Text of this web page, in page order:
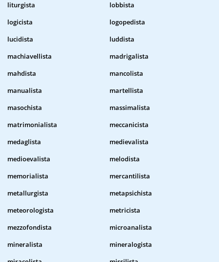
liturgista
lobbista
logicista
logopedista
lucidista
luddista
machiavellista
madrigalista
mahdista
mancolista
manualista
martellista
masochista
massimalista
matrimonialista
meccanicista
medaglista
medievalista
medioevalista
melodista
memorialista
mercantilista
metallurgista
metapsichista
meteorologista
metricista
mezzofondista
microanalista
mineralista
mineralogista